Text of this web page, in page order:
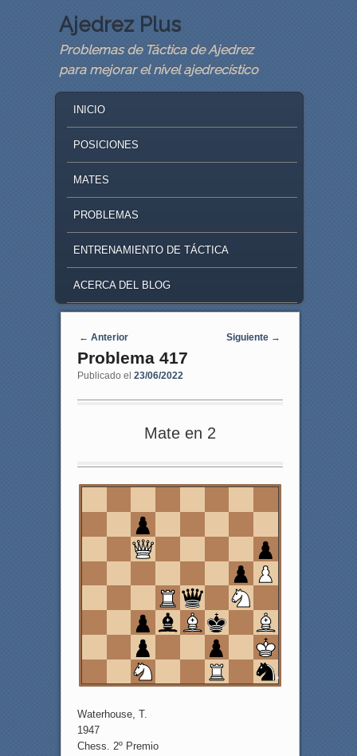
Ajedrez Plus
Problemas de Táctica de Ajedrez
para mejorar el nivel ajedrecístico
SKIP TO PRIMARY CONTENT
SKIP TO SECONDARY CONTENT
INICIO
POSICIONES
MATES
PROBLEMAS
ENTRENAMIENTO DE TÁCTICA
ACERCA DEL BLOG
Navegaci�n de entradas
← Anterior Siguiente →
Problema 417
Publicado el 23/06/2022
Mate en 2
c f h
Waterhouse, T.
1947
Chess. 2º Premio